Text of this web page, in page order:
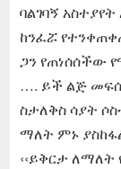
ባልገባኝ
ከንፈሯ
ጋን የጠነሰሰችው
…. ይች ልጅ
ስታለቅስ ሳያት
ማለት ምኑ
‹‹ይቅርታ ለማለት